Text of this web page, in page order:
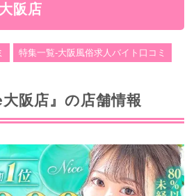
阪店
特集一覧-大阪風俗求人バイト口コミ
阪店』の店舗情報